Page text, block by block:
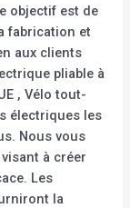
objectif est de
fabrication et
aux clients
pliable à
, Vélo tout-
électriques les
Nous vous
à créer
Les
la